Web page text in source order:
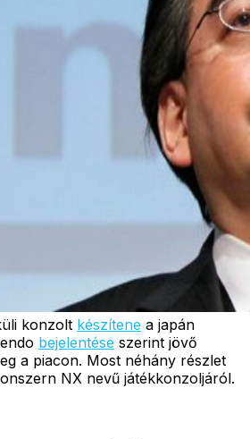
konzolt készítene a japán
bejelentése szerint jövő
a piacon. Most néhány részlet
NX nevű játékkonzoljáról.